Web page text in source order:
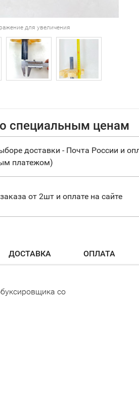
для увеличения
специальным ценам
доставки - Почта России и
платежом)
от 2шт и оплате на сайте
ДОСТАВКА ОПЛАТА
со